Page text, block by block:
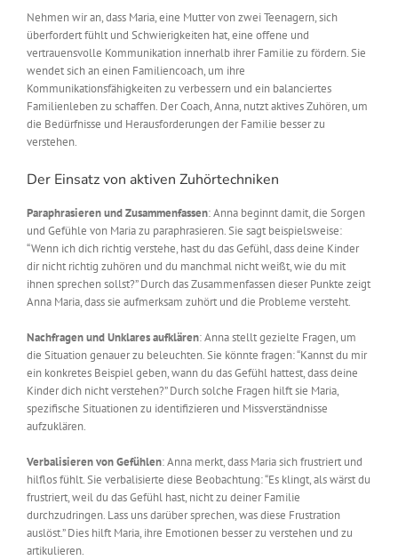
Nehmen wir an, dass Maria, eine Mutter von zwei Teenagern, sich
überfordert fühlt und Schwierigkeiten hat, eine offene und
vertrauensvolle Kommunikation innerhalb ihrer Familie zu fördern. Sie
wendet sich an einen Familiencoach, um ihre
Kommunikationsfähigkeiten zu verbessern und ein balanciertes
Familienleben zu schaffen. Der Coach, Anna, nutzt aktives Zuhören, um
die Bedürfnisse und Herausforderungen der Familie besser zu
verstehen.
Der Einsatz von aktiven Zuhörtechniken
Paraphrasieren und Zusammenfassen: Anna beginnt damit, die Sorgen
und Gefühle von Maria zu paraphrasieren. Sie sagt beispielsweise:
“Wenn ich dich richtig verstehe, hast du das Gefühl, dass deine Kinder
dir nicht richtig zuhören und du manchmal nicht weißt, wie du mit
ihnen sprechen sollst?” Durch das Zusammenfassen dieser Punkte zeigt
Anna Maria, dass sie aufmerksam zuhört und die Probleme versteht.
Nachfragen und Unklares aufklären: Anna stellt gezielte Fragen, um
die Situation genauer zu beleuchten. Sie könnte fragen: “Kannst du mir
ein konkretes Beispiel geben, wann du das Gefühl hattest, dass deine
Kinder dich nicht verstehen?” Durch solche Fragen hilft sie Maria,
spezifische Situationen zu identifizieren und Missverständnisse
aufzuklären.
Verbalisieren von Gefühlen: Anna merkt, dass Maria sich frustriert und
hilflos fühlt. Sie verbalisierte diese Beobachtung: “Es klingt, als wärst du
frustriert, weil du das Gefühl hast, nicht zu deiner Familie
durchzudringen. Lass uns darüber sprechen, was diese Frustration
auslöst.” Dies hilft Maria, ihre Emotionen besser zu verstehen und zu
artikulieren.